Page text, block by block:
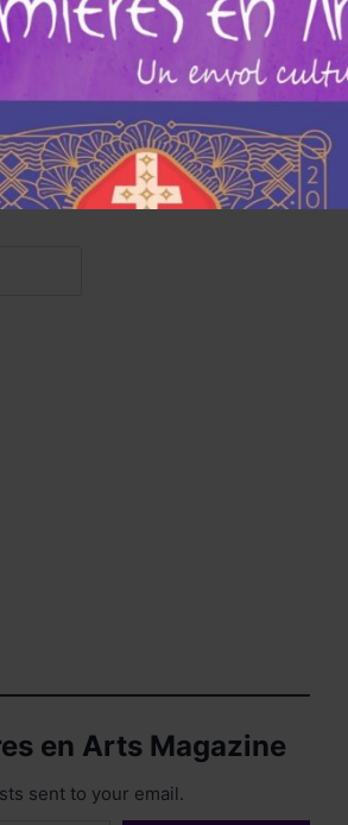
Lumières en arts.
en Arts Magazine
sent to your email.